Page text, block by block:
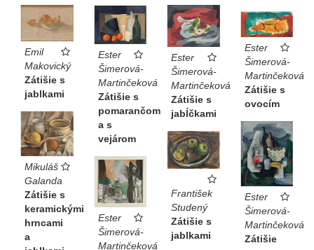
Emil
Makovický
Zátišie s
jablkami
Ester
Šimerová-
Martinčeková
Zátišie s
jabĺčkami
Ester
Šimerová-
Martinčeková
Zátišie s
pomarančom
a s
vejárom
Ester
Šimerová-
Martinčeková
Zátišie s
ovocím
Mikuláš
Galanda
Zátišie s
keramickými
hrncami
a
Ester
Šimerová-
Martinčeková
Zátišie
František
Studený
Zátišie s
jablkami
Ester
Šimerová-
Martinčeková